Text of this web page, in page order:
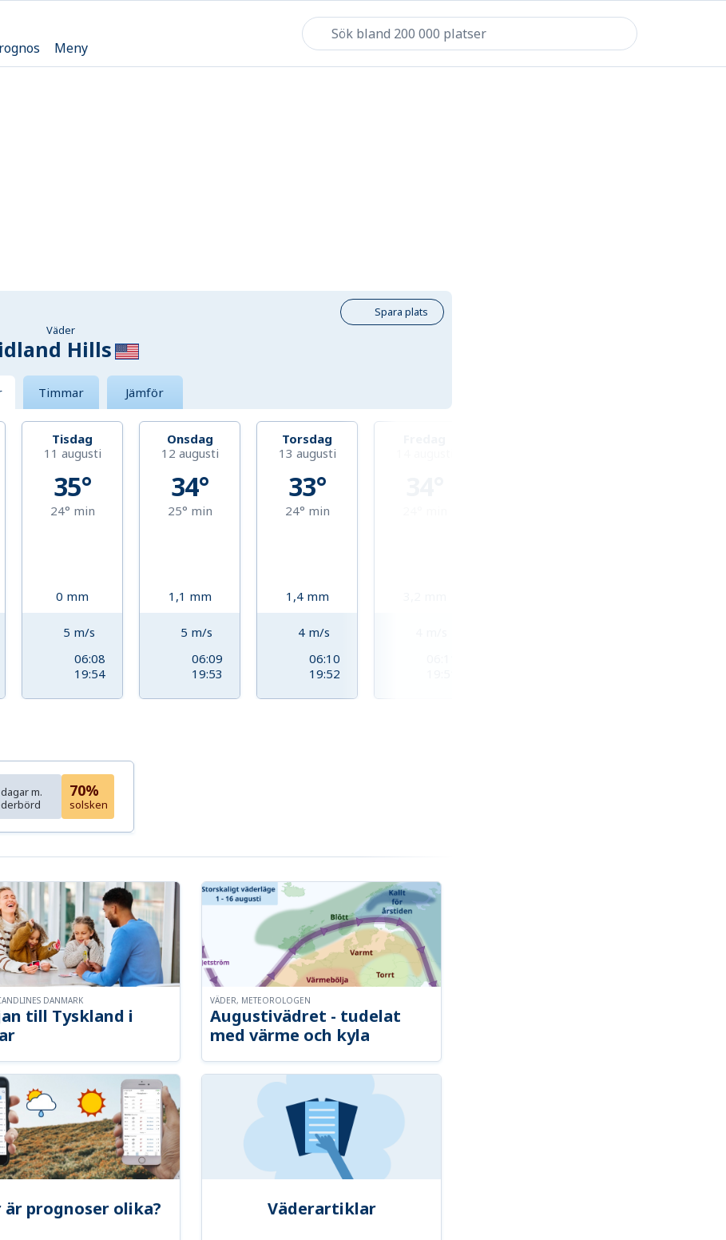
Meny
Spara plats
Väder
Hills
Timmar Jämför
Tisdag
11 augusti
35°
24° min
0 mm
5 m/s
06:08
19:54
Onsdag
12 augusti
34°
25° min
1,1 mm
5 m/s
06:09
19:53
Torsdag
13 augusti
33°
24° min
1,4 mm
4 m/s
06:10
19:52
dagar m.
70%
solsken
till Tyskland i
DANMARK
Augustivädret - tudelat
med värme och kyla
VÄDER, METEOROLOGEN
prognoser olika? Väderartiklar